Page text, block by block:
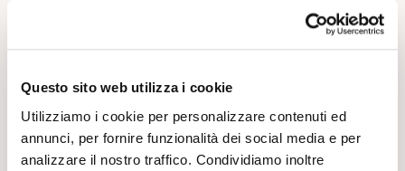
Questo sito web utilizza i cookie
Utilizziamo i cookie per personalizzare contenuti ed
annunci, per fornire funzionalità dei social media e per
analizzare il nostro traffico. Condividiamo inoltre